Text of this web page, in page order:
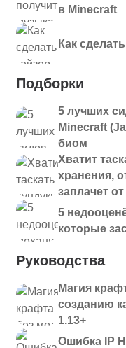
в Minecraft
Как
Подборки
5 лучших
Minecraft
биом
Хватит
хранения,
заплачет
5
которые
Руководства
Магия
созданию
1.13+
Ошибка IP